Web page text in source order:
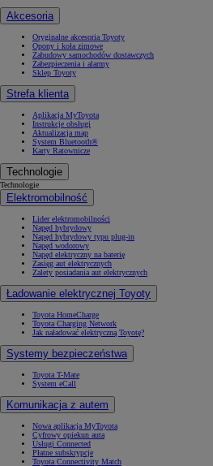
Akcesoria
Oryginalne akcesoria Toyoty
Opony i koła zimowe
Zabudowy samochodów dostawczych
Zabezpieczenia i alarmy
Sklep Toyoty
Strefa klienta
Aplikacja MyToyota
Instrukcje obsługi
Aktualizacja map
System Bluetooth®
Karty Ratownicze
Technologie
Technologie
Elektromobilność
Lider elektromobilności
Napęd hybrydowy
Napęd hybrydowy typu plug-in
Napęd wodorowy
Napęd elektryczny na baterię
Zasięg aut elektrycznych
Zalety posiadania aut elektrycznych
Ładowanie elektrycznej Toyoty
Toyota HomeCharge
Toyota Charging Network
Jak naładować elektryczną Toyotę?
Systemy bezpieczeństwa
Toyota T-Mate
System eCall
Komunikacja z autem
Nowa aplikacja MyToyota
Cyfrowy opiekun auta
Usługi Connected
Płatne subskrypcje
Toyota Connectivity Match